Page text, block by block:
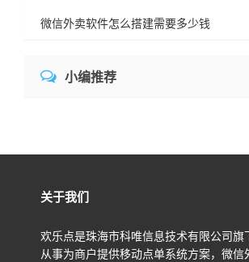
微信外卖软件怎么搭建需要多少钱
小编推荐
关于我们
欢乐点是珠海市科唯信息技术有限公司旗
从事为商户提供移动点单系统方案，微信